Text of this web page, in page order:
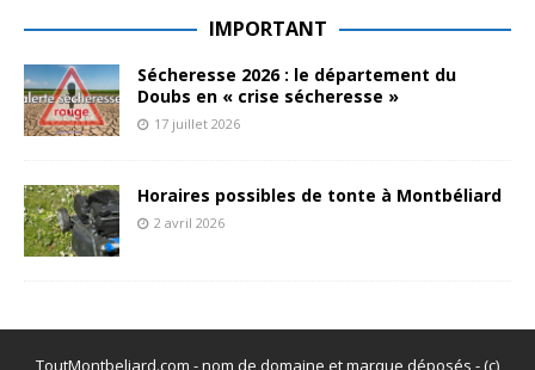
IMPORTANT
Sécheresse 2026 : le département du
Doubs en « crise sécheresse »
17 juillet 2026
Horaires possibles de tonte à Montbéliard
2 avril 2026
ToutMontbeliard.com - nom de domaine et marque déposés - (c)